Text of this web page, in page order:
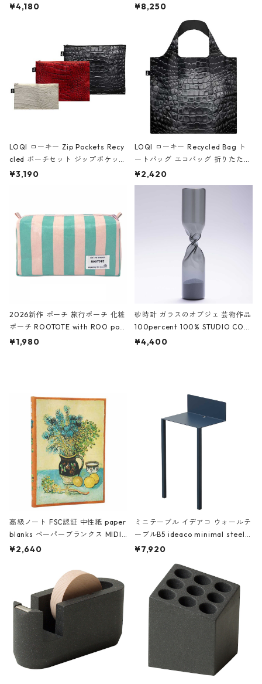
ミエ-B ショルダーバッグ グロスピ
¥4,180
ボストンバッグ ショルダーバッグ
Black ジャン=ミッシェル・バスキ
ア/クラウン ブラック
¥8,250
LOQI ローキー Zip Pockets Recy
cled ポーチセット ジップポケット
ファスナーポーチ 撥水加工 トラベ
ーガンディー、オフホワイト
¥3,190
LOQI ローキー Recycled Bag ト
ートバッグ エコバッグ 折りたたみ
大きめ 撥水加工 収納ポーチ CRO
CODILE/Black クロコダイル/ブラ
¥2,420
2026新作 ポーチ 旅行ポーチ 化粧
ポーチ ROOTOTE with ROO pou
ch 3532 ルートート WR.ポーチ.ラ
¥1,980
砂時計 ガラスのオブジェ 芸術作品
100percent 100% STUDIO COH
AKU Timeless 100パーセント ス
¥4,400
高級ノート FSC認証 中性紙 paper
blanks ペーパーブランクス MIDI
ハードカバー 罫線 ヴァン・ゴッホ
¥2,640
ミニテーブル イデアコ ウォールテ
ーブルB5 ideaco minimal steel f
urniture WALL Table B5 ネイビー
¥7,920